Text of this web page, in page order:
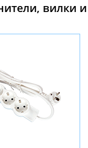
вилки и